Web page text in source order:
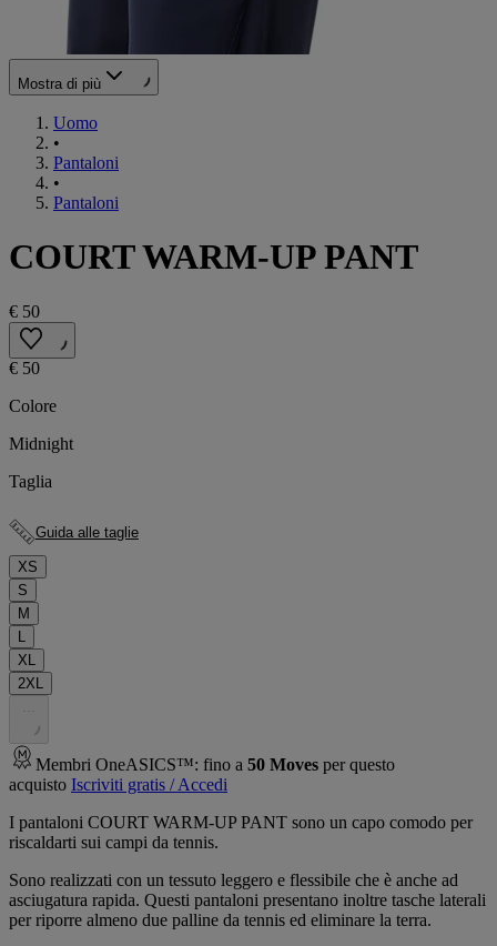
Mostra di più
Uomo
•
Pantaloni
•
Pantaloni
COURT WARM-UP PANT
€ 50
€ 50
Colore
Midnight
Taglia
Guida alle taglie
XS
S
M
L
XL
2XL
. . .
Membri OneASICS™: fino a 50 Moves per questo
acquisto Iscriviti gratis / Accedi
I pantaloni COURT WARM-UP PANT sono un capo comodo per
riscaldarti sui campi da tennis.
Sono realizzati con un tessuto leggero e flessibile che è anche ad
asciugatura rapida. Questi pantaloni presentano inoltre tasche laterali
per riporre almeno due palline da tennis ed eliminare la terra.